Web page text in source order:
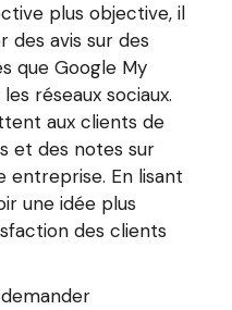
plus objective, il
des avis sur des
que Google My
réseaux sociaux.
aux clients de
et des notes sur
entreprise. En lisant
une idée plus
des clients